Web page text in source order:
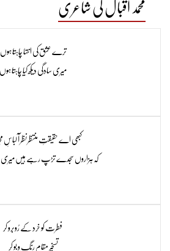
محمد اقبال کی شاعری
ترے عشق کی انتہا چاہتا ہوں
میری سادگی دیکھ کیا چاہتا ہوں
کبھی اے حقیقتِ منتظر نظر آ لباسِ
کہ ہزاروں سجدے تڑپ رہے ہیں میری
فطرت کو خرد کے رُوبرو کر
تسخیرِ مقامِ رنگ و بو کر